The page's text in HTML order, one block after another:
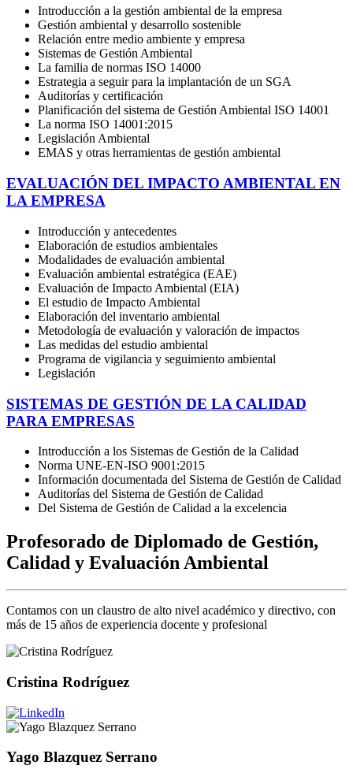
Introducción a la gestión ambiental de la empresa
Gestión ambiental y desarrollo sostenible
Relación entre medio ambiente y empresa
Sistemas de Gestión Ambiental
La familia de normas ISO 14000
Estrategia a seguir para la implantación de un SGA
Auditorías y certificación
Planificación del sistema de Gestión Ambiental ISO 14001
La norma ISO 14001:2015
Legislación Ambiental
EMAS y otras herramientas de gestión ambiental
EVALUACIÓN DEL IMPACTO AMBIENTAL EN
LA EMPRESA
Introducción y antecedentes
Elaboración de estudios ambientales
Modalidades de evaluación ambiental
Evaluación ambiental estratégica (EAE)
Evaluación de Impacto Ambiental (EIA)
El estudio de Impacto Ambiental
Elaboración del inventario ambiental
Metodología de evaluación y valoración de impactos
Las medidas del estudio ambiental
Programa de vigilancia y seguimiento ambiental
Legislación
SISTEMAS DE GESTIÓN DE LA CALIDAD
PARA EMPRESAS
Introducción a los Sistemas de Gestión de la Calidad
Norma UNE-EN-ISO 9001:2015
Información documentada del Sistema de Gestión de Calidad
Auditorías del Sistema de Gestión de Calidad
Del Sistema de Gestión de Calidad a la excelencia
Profesorado de Diplomado de Gestión,
Calidad y Evaluación Ambiental
Contamos con un claustro de alto nivel académico y directivo, con
más de 15 años de experiencia docente y profesional
Cristina Rodríguez
Yago Blazquez Serrano